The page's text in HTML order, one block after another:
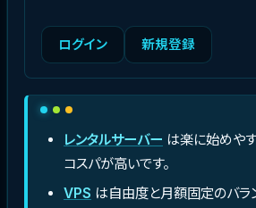
ログイン 新規登録
レンタルサーバー は楽に始めやす
コスパが高いです。
VPS は自由度と月額固定のバラ